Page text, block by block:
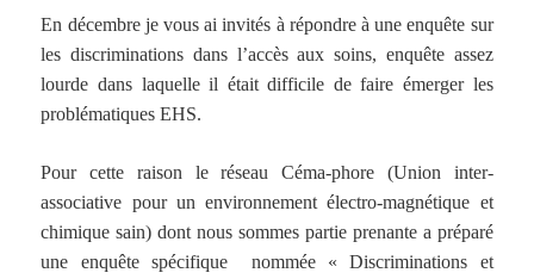
En décembre je vous ai invités à répondre à une enquête sur
les discriminations dans l’accès aux soins, enquête assez
lourde dans laquelle il était difficile de faire émerger les
problématiques EHS.
Pour cette raison le réseau Céma-phore (Union inter-
associative pour un environnement électro-magnétique et
chimique sain) dont nous sommes partie prenante a préparé
une enquête spécifique nommée « Discriminations et